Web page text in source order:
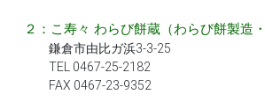
２：こ寿々 わらび餅蔵（わらび餅製造・
鎌倉市由比ガ浜3-3-25
TEL 0467-25-2182
FAX 0467-23-9352